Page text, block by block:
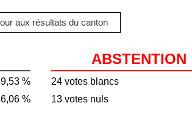
aux résultats du canton
%
%
ABSTENTION
24 votes blancs
13 votes nuls